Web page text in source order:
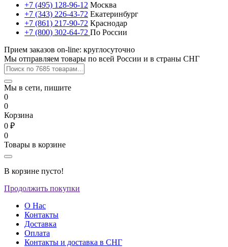
+7 (495) 128-96-12 Москва
+7 (343) 226-43-72 Екатеринбург
+7 (861) 217-90-72 Краснодар
+7 (800) 302-64-72 По России
Прием заказов on-line: круглосуточно
Мы отправляем товары по всей России и в страны СНГ
Мы в сети, пишите
0
0
Корзина
0 ₽
0
Товары в корзине
В корзине пусто!
Продолжить покупки
О Нас
Контакты
Доставка
Оплата
Контакты и доставка в СНГ